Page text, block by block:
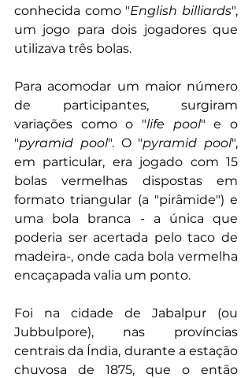
conhecida como "English billiards",
um jogo para dois jogadores que
utilizava três bolas.
Para acomodar um maior número
de participantes, surgiram
variações como o "life pool" e o
"pyramid pool". O "pyramid pool",
em particular, era jogado com 15
bolas vermelhas dispostas em
formato triangular (a "pirâmide") e
uma bola branca - a única que
poderia ser acertada pelo taco de
madeira-, onde cada bola vermelha
encaçapada valia um ponto.
Foi na cidade de Jabalpur (ou
Jubbulpore), nas províncias
centrais da Índia, durante a estação
chuvosa de 1875, que o então